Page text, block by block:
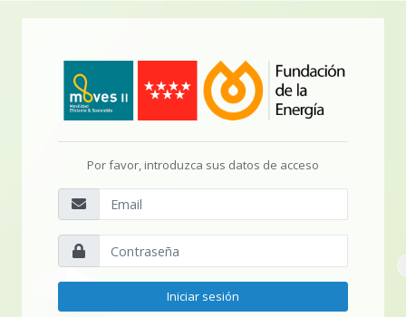
Por favor, introduzca sus datos de acceso
Iniciar sesión